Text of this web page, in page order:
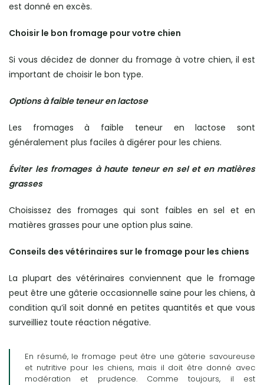
est donné en excès.
Choisir le bon fromage pour votre chien
Si vous décidez de donner du fromage à votre chien, il est
important de choisir le bon type.
Options à faible teneur en lactose
Les fromages à faible teneur en lactose sont
généralement plus faciles à digérer pour les chiens.
Éviter les fromages à haute teneur en sel et en matières
grasses
Choisissez des fromages qui sont faibles en sel et en
matières grasses pour une option plus saine.
Conseils des vétérinaires sur le fromage pour les chiens
La plupart des vétérinaires conviennent que le fromage
peut être une gâterie occasionnelle saine pour les chiens, à
condition qu’il soit donné en petites quantités et que vous
surveilliez toute réaction négative.
En résumé, le fromage peut être une gâterie savoureuse
et nutritive pour les chiens, mais il doit être donné avec
modération et prudence. Comme toujours, il est